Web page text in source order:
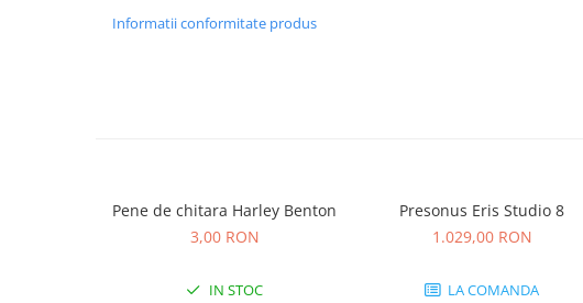
Stative si schela lumini
Instrumente de suflat
Instrumente si jucarii pentru copii
Informatii conformitate produs
Pene de chitara Harley Benton
3,00 RON
IN STOC
Presonus Eris Studio 8
1.029,00 RON
LA COMANDA